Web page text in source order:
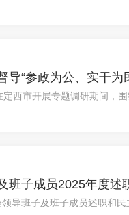
导“参政为公、实干为
西市开展专题调研期间，
班子成员2025年度述
导班子及班子成员述职和民